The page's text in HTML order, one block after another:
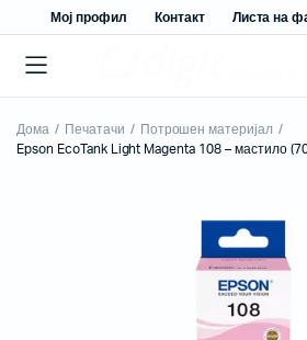
Мој профил Контакт Листа на
Дома Печатачи
Потрошен материјал
Epson EcoTank Light Magenta 108 – мастило